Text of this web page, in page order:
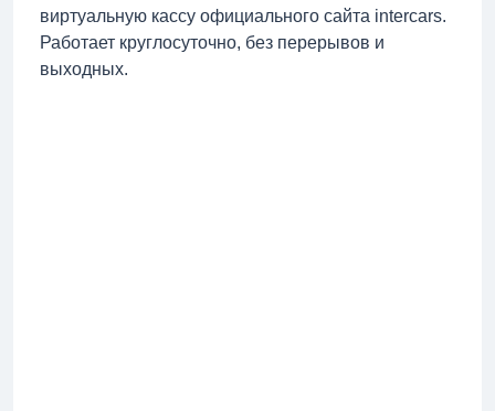
виртуальную кассу официального сайта intercars.
Работает круглосуточно, без перерывов и
выходных.